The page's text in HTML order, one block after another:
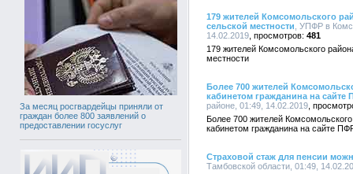
За месяц росгвардейцы приняли от
граждан более 800 заявлений о
предоставлении госуслуг
179 жителей Комсомольского
сельской местности , УПФР в
14.02.2019
481
179 жителей Комсомольского
местности
Более 700 жителей
кабинетом гражданина на сайте
районе, 01:49, 14.02.2019
Более 700 жителей
кабинетом гражданина на сайте
Страховой стаж для пенсии
Тамбовской области, 01:49,